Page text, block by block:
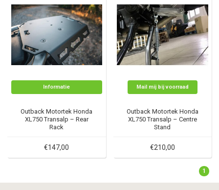
Informatie
Outback Motortek Honda
XL750 Transalp – Rear
Rack
€147,00
Mail mij bij voorraad
Outback Motortek Honda
XL750 Transalp – Centre
Stand
€210,00
1